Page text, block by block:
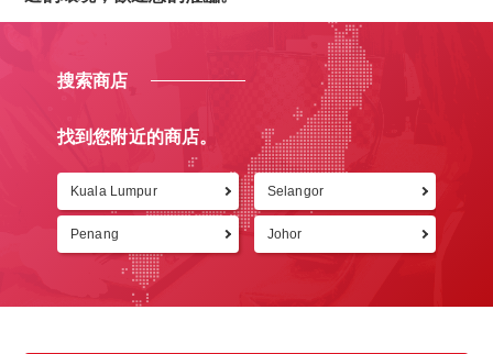
搜索商店
找到您附近的商店。
Kuala Lumpur Selangor
Penang Johor